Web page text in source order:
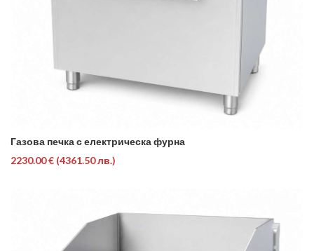
Газова печка с електрическа фурна
2230.00 € (4361.50 лв.)